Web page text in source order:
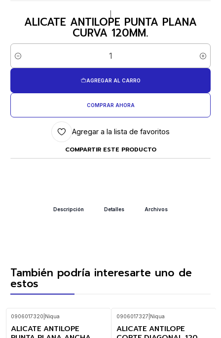
ALICATE ANTILOPE PUNTA PLANA
CURVA 120MM.
Cantidad
AGREGAR AL CARRO
COMPRAR AHORA
Agregar a la lista de favoritos
COMPARTIR ESTE PRODUCTO
Descripción Detalles Archivos
También podría interesarte uno de
estos
0906017320 Niqua
ALICATE ANTILOPE
0906017327 Niqua
ALICATE ANTILOPE